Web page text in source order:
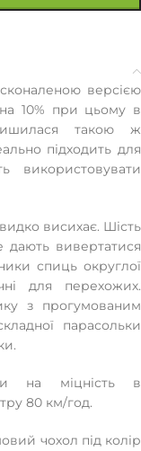
версією
10% при цьому в
такою ж
підходить для
використовувати
висихає. Шість
дають вивертатися
спиць округлої
для перехожих.
з прогумованим
парасольки
на міцність в
80 км/год.
чохол під колір